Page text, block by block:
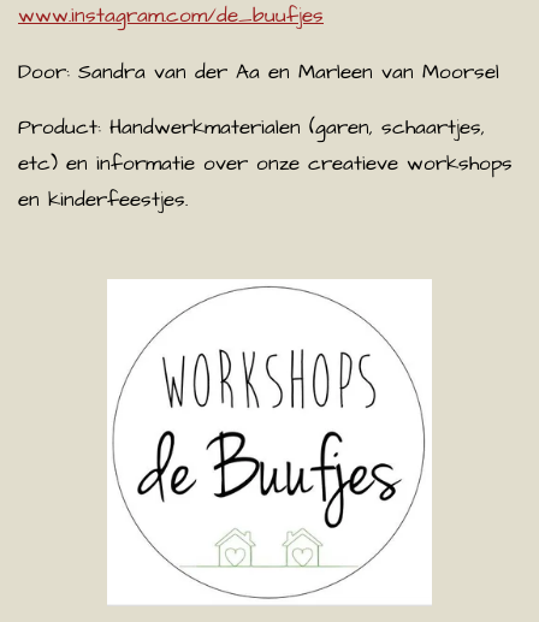
www.instagram.com/de_buufjes
Door: Sandra van der Aa en Marleen van Moorsel
Product: Handwerkmaterialen (garen, schaartjes,
etc) en informatie over onze creatieve workshops
en kinderfeestjes.